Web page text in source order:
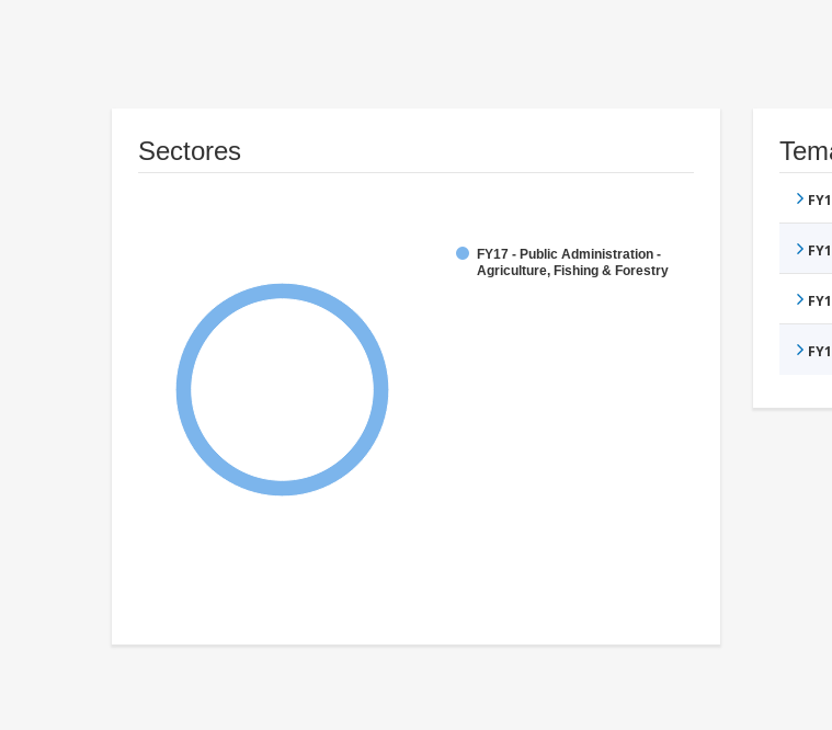
Sectores
FY17 - Public Administration -
Agriculture, Fishing & Forestry